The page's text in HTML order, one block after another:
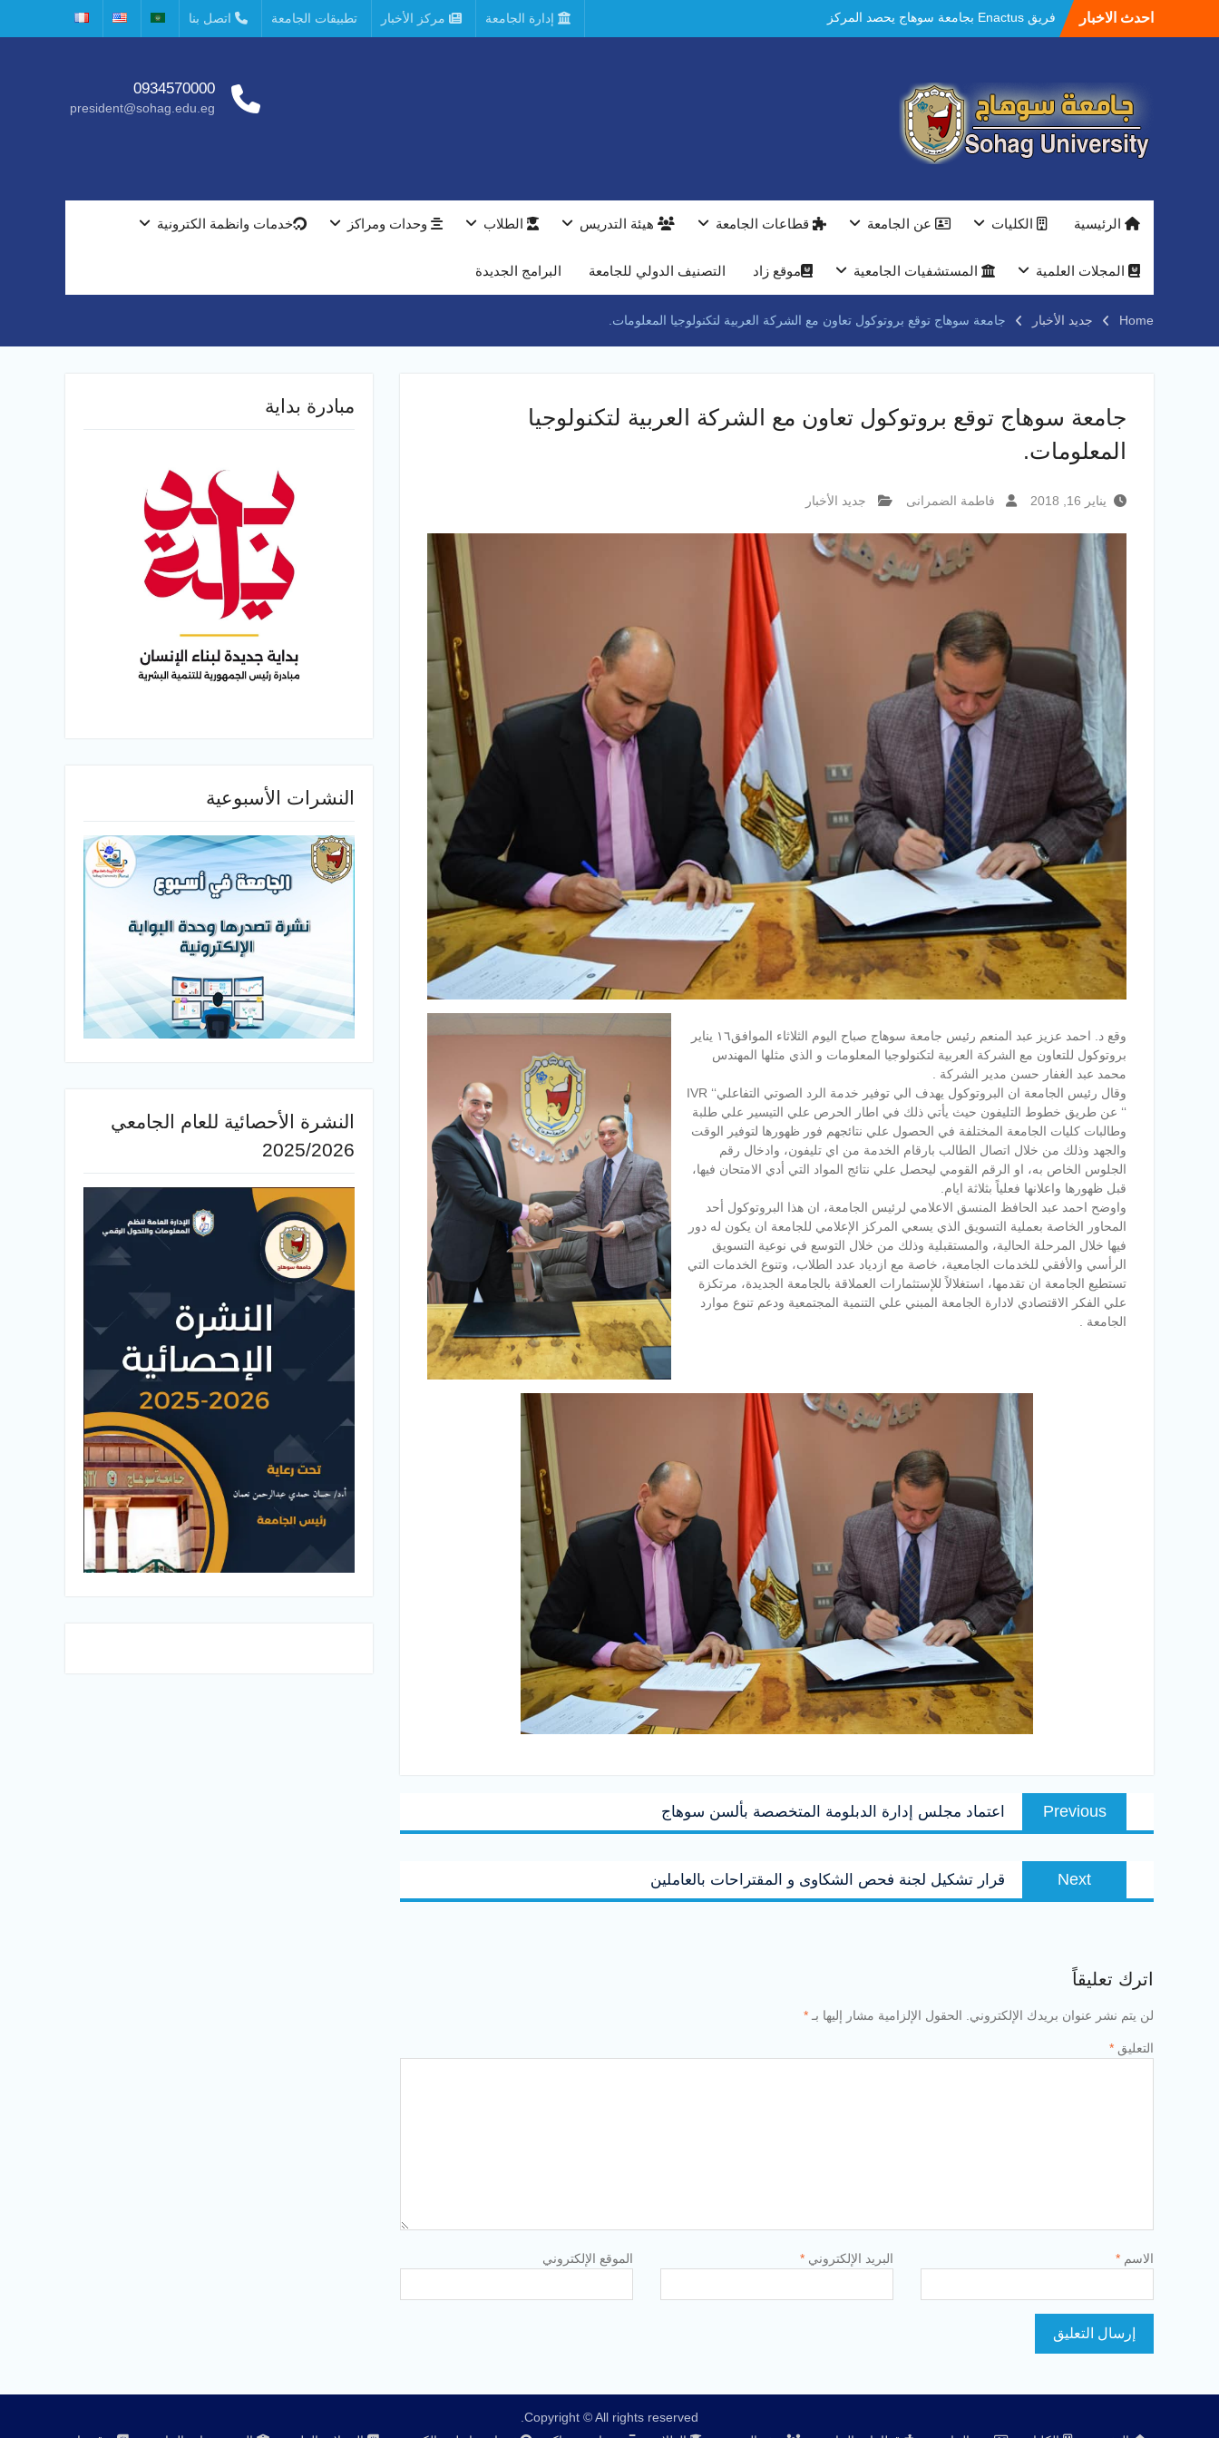
احدث الاخبار
فريق Enactus بجامعة سوهاج يحصد المركز
الاول في الابتكار وتمكين المراة والمركز الثاني
مستشفيات سوهاج الجامعية تحقق إنجازًا طبيًا
جديدًا و تنجح في علاج 3 حالات أكالازيا بتقنية
POEM دون جراحة .
النعماني يلتقي بمدير امن سوهاج الجديد لتقديم
بمعرض الاكاديمية العسكريه علي هامش
النعماني والمدير التنفيذي لشركة وادي النيل
جامعة سوهاج تفتح أبوابها لطلاب الثانوية العامة
إدارة الجامعة مركز الأخبار تطبيقات الجامعة اتصل بنا
0934570000
president@sohag.edu.eg
الرئيسية الكليات عن الجامعة قطاعات الجامعة هيئة التدريس الطلاب وحدات ومراكز خدمات وانظمة الكترونية
المجلات العلمية المستشفيات الجامعية موقع زاد التصنيف الدولي للجامعة البرامج الجديدة
Home جديد الأخبار جامعة سوهاج توقع بروتوكول تعاون مع الشركة العربية لتكنولوجيا المعلومات.
جامعة سوهاج توقع بروتوكول تعاون مع الشركة العربية لتكنولوجيا
المعلومات.
يناير 16, 2018 فاطمة الضمرانى جديد الأخبار
وقع د. احمد عزيز عبد المنعم رئيس جامعة سوهاج صباح اليوم الثلاثاء الموافق١٦ يناير
بروتوكول للتعاون مع الشركة العربية لتكنولوجيا المعلومات و الذي مثلها المهندس
محمد عبد الغفار حسن مدير الشركة .
وقال رئيس الجامعة ان البروتوكول يهدف الي توفير خدمة الرد الصوتي التفاعلي‘‘ IVR
‘‘ عن طريق خطوط التليفون حيث يأتي ذلك في اطار الحرص علي التيسير علي طلبة
وطالبات كليات الجامعة المختلفة في الحصول علي نتائجهم فور ظهورها لتوفير الوقت
والجهد وذلك من خلال اتصال الطالب بارقام الخدمة من اي تليفون، وادخال رقم
الجلوس الخاص به، او الرقم القومي ليحصل علي نتائج المواد التي أدي الامتحان فيها،
قبل ظهورها واعلانها فعلياً بثلاثة ايام.
واوضح احمد عبد الحافظ المنسق الاعلامي لرئيس الجامعة، ان هذا البروتوكول أحد
المحاور الخاصة بعملية التسويق الذي يسعي المركز الإعلامي للجامعة ان يكون له دور
فيها خلال المرحلة الحالية، والمستقبلية وذلك من خلال التوسع في نوعية التسويق
الرأسي والأفقي للخدمات الجامعية، خاصة مع ازدياد عدد الطلاب، وتنوع الخدمات التي
تستطيع الجامعة ان تقدمها، استغلالاً للإستثمارات العملاقة بالجامعة الجديدة، مرتكزة
علي الفكر الاقتصادي لادارة الجامعة المبني علي التنمية المجتمعية ودعم تنوع موارد
الجامعة .
تصفّح
المقالاتPrevious
Previous
post:
اعتماد مجلس إدارة الدبلومة المتخصصة بألسن سوهاج
Next
Next
post:
قرار تشكيل لجنة فحص الشكاوى و المقتراحات بالعاملين
اترك تعليقاً
لن يتم نشر عنوان بريدك الإلكتروني. الحقول الإلزامية مشار إليها بـ *
التعليق *
الاسم * البريد الإلكتروني * الموقع الإلكتروني
مبادرة بداية
النشرات الأسبوعية
النشرة الأحصائية للعام الجامعي
2025/2026
Copyright © All rights reserved.